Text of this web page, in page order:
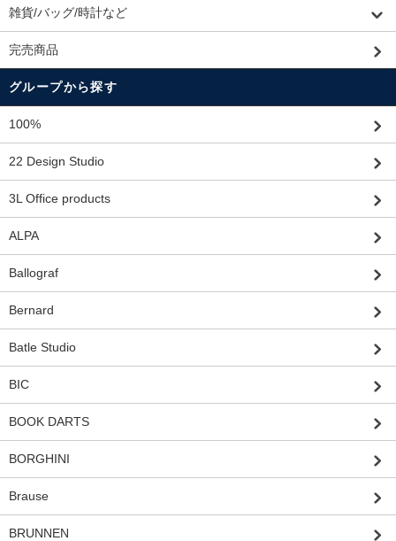
雑貨/バッグ/時計など
完売商品
グループから探す
100%
22 Design Studio
3L Office products
ALPA
Ballograf
Bernard
Batle Studio
BIC
BOOK DARTS
BORGHINI
Brause
BRUNNEN